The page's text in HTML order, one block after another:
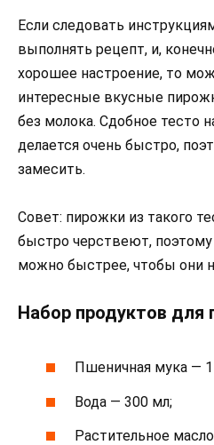
Если следовать
выполнять рецепт, и,
хорошее настроение, то
интересные вкусные
без молока. Сдобное тесто
делается очень быстро,
замесить.
Совет: пирожки из такого
быстро черствеют,
можно быстрее, чтобы они
Набор продуктов для
Пшеничная мука — 1
Вода — 300 мл;
Растительное